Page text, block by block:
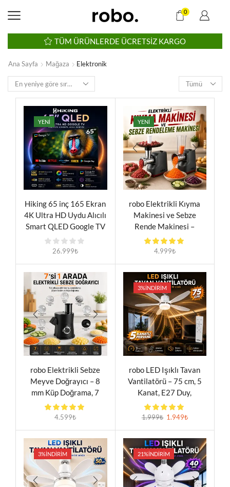
0
TÜM ÜRÜNLERDE ÜCRETSIZ KARGO
Ana Sayfa Mağaza Elektronik
YENI
Hiking 65 inç 165 Ekran
4K Ultra HD Uydu Alıcılı
Smart QLED Google TV
Televizyon
26.999₺
YENI
robo Elektrikli Kıyma
Makinesi ve Sebze
Rende Makinesi –
500W, 7 Aparat, 3
Kıyma Diski (3-5-7 mm),
Aparatlı
4.999₺
robo Elektrikli Sebze
Meyve Doğrayıcı – 8
mm Küp Doğrama, 7
Kesim Aparatı, 65 mm
Geniş Besleme
4.599₺
3%İNDIRIM
robo LED Işıklı Tavan
Vantilatörü – 75 cm, 5
Kanat, E27 Duy,
Uzaktan Kumandalı
1.999₺ 1.949₺
3%İNDIRIM 21%İNDIRIM